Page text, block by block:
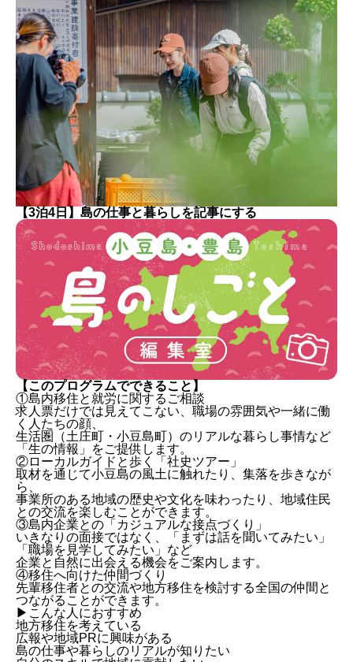
【3泊4日】島の仕事と暮らしを記事にする
【このプログラムでできること】
①島内移住と就労に関するご相談
求人票だけでは見えてこない、職場の雰囲気や一緒に働
く人たちの顔、
生活圏（土庄町・小豆島町）のリアルな暮らし事情など
「生の情報」をご提供します。
②ローカルガイドと歩く「社史ツアー」
取材を通じて小豆島の風土に触れたり、集落を歩きなが
ら、
事業所のある地域の歴史や文化を味わったり、地域住民
との交流を楽しむことができます。
③島内企業との「カジュアルな接点づくり」
いきなりの面接ではなく、「まずは話を聞いてみたい」
「職場を見学してみたい」など
企業と自然に出会える機会をご案内します。
④移住へ向けた仲間づくり
先輩移住者との交流や地方移住を検討する全国の仲間と
つながることができます。
▶︎こんな人におすすめ
地方移住を考えている
広報や地域PRに興味がある
島の仕事や暮らしのリアルが知りたい